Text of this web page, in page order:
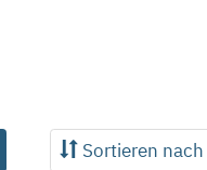
Sortieren nach